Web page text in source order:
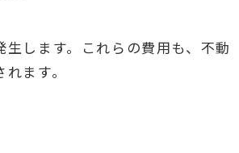
します。これらの費用も、不動
ます。